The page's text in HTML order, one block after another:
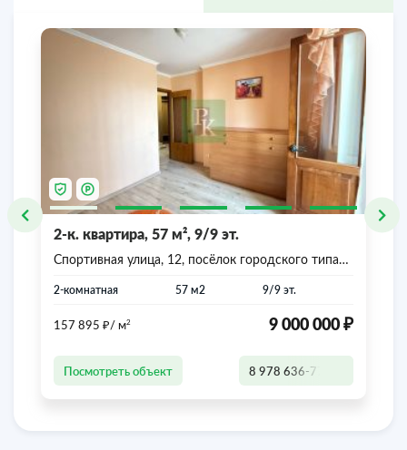
2-к. квартира, 57 м², 9/9 эт.
Спортивная улица, 12, посёлок городского типа
Республика Крым
2-комнатная 57 м2 9/9 эт.
9 000 000 ₽
157 895 ₽/ м2
Посмотреть объект 8 978 636-77-47